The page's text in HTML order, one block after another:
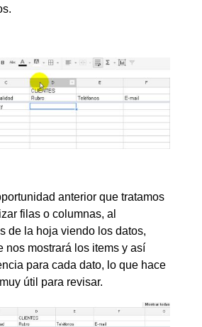
anterior que tratamos
filas o columnas, al
de la hoja viendo los datos,
nos mostrará los items y así
para cada dato, lo que hace
útil para revisar.